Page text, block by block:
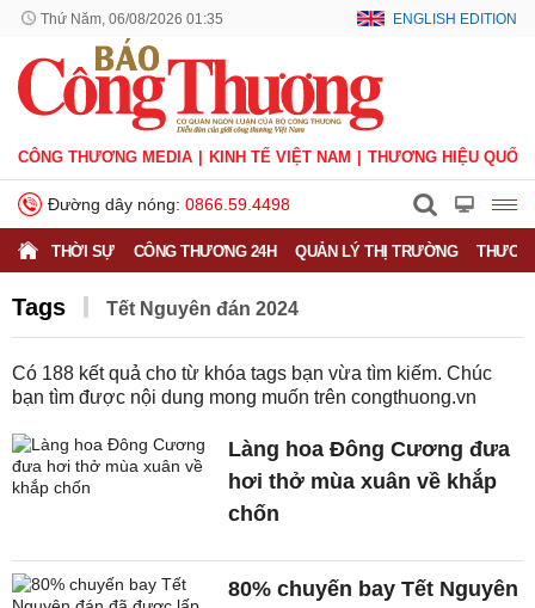
Thứ Năm, 06/08/2026 01:35 ENGLISH EDITION
CÔNG THƯƠNG MEDIA KINH TẾ VIỆT NAM THƯƠNG HIỆU QUỐC
Đường dây nóng: 0866.59.4498
THỜI SỰ CÔNG THƯƠNG 24H QUẢN LÝ THỊ TRƯỜNG
Tags Tết Nguyên đán 2024
Có 188 kết quả cho từ khóa tags bạn vừa tìm kiếm. Chúc
bạn tìm được nội dung mong muốn trên congthuong.vn
Làng hoa Đông Cương đưa
hơi thở mùa xuân về khắp
chốn
80% chuyến bay Tết Nguyên